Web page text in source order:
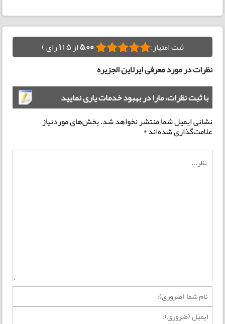
ثبت امتیاز: 5,00از 5 ( 1رای )
نظرات در مورد معرفی ایرلاین الجزیره
با ثبت نظرات، مارا در بهبود خدمات یاری نمایید
نشانی ایمیل شما منتشر نخواهد شد.بخش‌های موردنیاز
علامت‌گذاری شده‌اند*